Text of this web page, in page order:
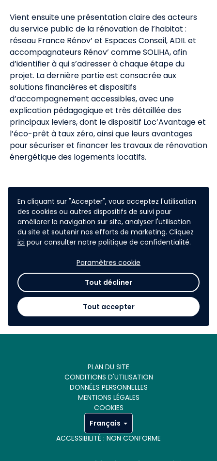
En cliquant sur "Accepter", vous acceptez l'utilisation
des cookies ou autres dispositifs de suivi pour
améliorer la navigation sur site, analyser l'utilisation
du site et soutenir nos efforts de marketing. Cliquez
ici pour consulter notre politique de confidentialité.
Paramètres cookie
Tout décliner
Tout accepter
Vient ensuite une présentation claire des acteurs
du service public de la rénovation de l’habitat :
réseau France Rénov’ et Espaces Conseil, ADIL et
accompagnateurs Rénov’ comme SOLIHA, afin
d’identifier à qui s’adresser à chaque étape du
projet. La dernière partie est consacrée aux
solutions financières et dispositifs
d’accompagnement accessibles, avec une
explication pédagogique et très détaillée des
principaux leviers, dont le dispositif Loc’Avantage et
l’éco-prêt à taux zéro, ainsi que leurs avantages
pour sécuriser et financer les travaux de rénovation
énergétique des logements locatifs.
PLAN DU SITE
CONDITIONS D'UTILISATION
DONNÉES PERSONNELLES
MENTIONS LÉGALES
COOKIES
Français
ACCESSIBILITÉ : NON CONFORME